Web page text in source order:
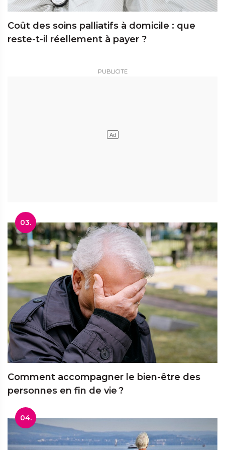
Coût des soins palliatifs à domicile : que
reste-t-il réellement à payer ?
03.
Comment accompagner le bien-être des
personnes en fin de vie ?
04.